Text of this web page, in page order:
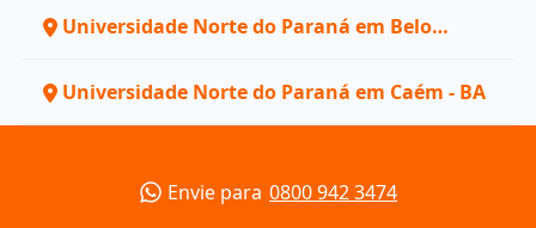
Universidade Norte do Paraná em Belo
Universidade Norte do Paraná em Caém - BA
Envie para 0800 942 3474